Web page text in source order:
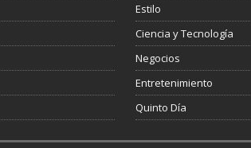
Estilo
Ciencia y Tecnología
Negocios
Entretenimiento
Quinto Día